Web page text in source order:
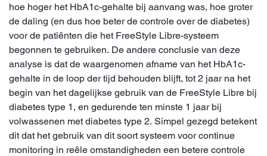
hoe hoger het HbA1c-gehalte bij aanvang was, hoe groter
de daling (en dus hoe beter de controle over de diabetes)
voor de patiënten die het FreeStyle Libre-systeem
begonnen te gebruiken. De andere conclusie van deze
analyse is dat de waargenomen afname van het HbA1c-
gehalte in de loop der tijd behouden blijft, tot 2 jaar na het
begin van het dagelijkse gebruik van de FreeStyle Libre bij
diabetes type 1, en gedurende ten minste 1 jaar bij
volwassenen met diabetes type 2. Simpel gezegd betekent
dit dat het gebruik van dit soort systeem voor continue
monitoring in reële omstandigheden een betere controle